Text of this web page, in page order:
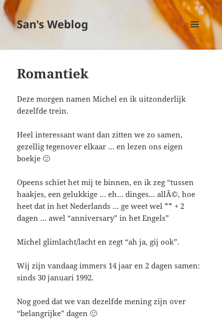
San's Weblog
MENU
EN
Romantiek
Deze morgen namen Michel en ik uitzonderlijk
dezelfde trein.
Heel interessant want dan zitten we zo samen,
gezellig tegenover elkaar … en lezen ons eigen
boekje 🙂
Opeens schiet het mij te binnen, en ik zeg “tussen
haakjes, een gelukkige … eh… dinges… allÃ©, hoe
heet dat in het Nederlands … ge weet wel ** + 2
dagen … awel “anniversary” in het Engels”
Michel glimlacht/lacht en zegt “ah ja, gij ook”.
Wij zijn vandaag immers 14 jaar en 2 dagen samen:
sinds 30 januari 1992.
Nog goed dat we van dezelfde mening zijn over
“belangrijke” dagen 🙂